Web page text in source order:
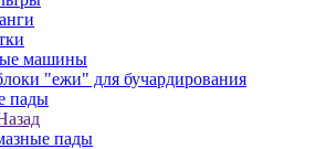
машины
"ежи" для бучардирования
пады
пады